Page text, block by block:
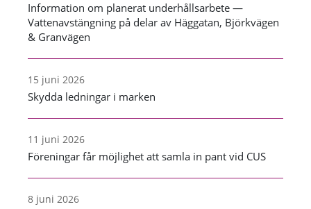
Information om planerat underhållsarbete —
Vattenavstängning på delar av Häggatan, Björkvägen
& Granvägen
15 juni 2026
Skydda ledningar i marken
11 juni 2026
Föreningar får möjlighet att samla in pant vid CUS
8 juni 2026